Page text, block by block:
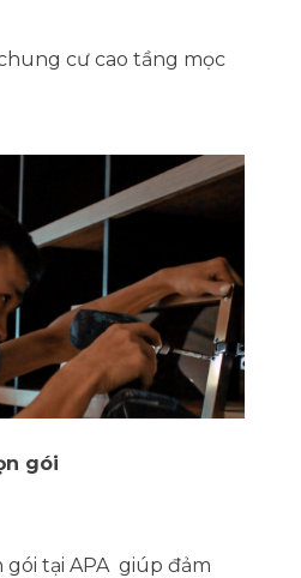
cư cao tầng mọc
gói
tại APA giúp đảm